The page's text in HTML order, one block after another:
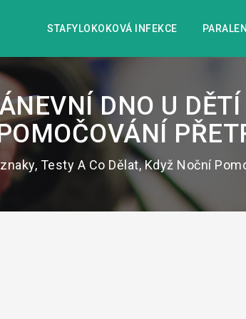
STAFYLOKOKOVÁ INFEKCE
DNO U
Testy A Co Dělat, Když Noční